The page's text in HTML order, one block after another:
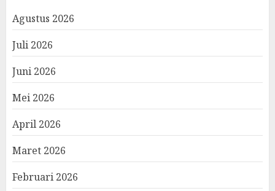
Agustus 2026
Juli 2026
Juni 2026
Mei 2026
April 2026
Maret 2026
Februari 2026